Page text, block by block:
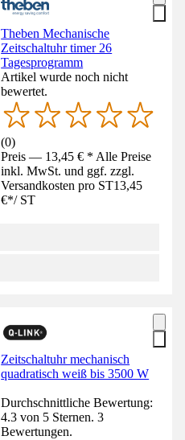
Theben Mechanische
Zeitschaltuhr timer 26
Tagesprogramm
Artikel wurde noch nicht
bewertet.
(0)
Preis — 13,45 € * Alle Preise
inkl. MwSt. und ggf. zzgl.
Versandkosten pro ST13,45
€*/ ST
Zeitschaltuhr mechanisch
quadratisch weiß bis 3500 W
Durchschnittliche Bewertung:
4.3 von 5 Sternen. 3
Bewertungen.